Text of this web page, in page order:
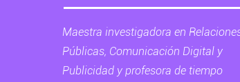
Maestra investigadora en
Públicas, Comunicación Digital y
Publicidad y profesora de tiempo